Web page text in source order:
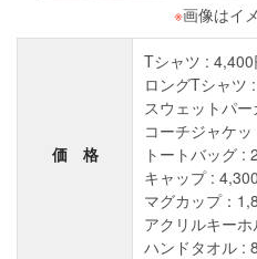
※画像はイ
価 格
Tシャツ :
ロングTシャツ
スウェットパ
コーチジャケ
トートバッグ :
キャップ :
マグカップ：
アクリルキー
ハンドタオル :